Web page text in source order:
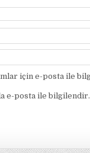
için e-posta ile
e-posta ile bilgilendir.